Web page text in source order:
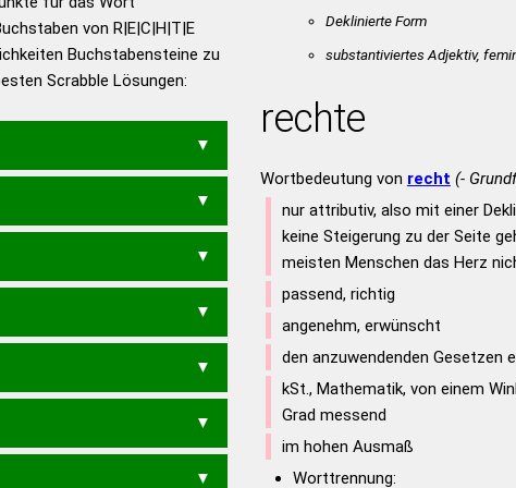
– Die deutsche Grammatik
– Deutsches
von R|E|C|H|T|E
Buchstabensteine zu
Scrabble Lösungen:
Deklinierte Form
substantiviertes Adjektiv,
rechte
Wortbedeutung von recht (-
nur attributiv, also mit einer
keine Steigerung zu der Seite
meisten Menschen das Herz
passend, richtig
angenehm, erwünscht
den anzuwendenden Gesetzen
kSt., Mathematik, von einem
Grad messend
im hohen Ausmaß
Worttrennung: